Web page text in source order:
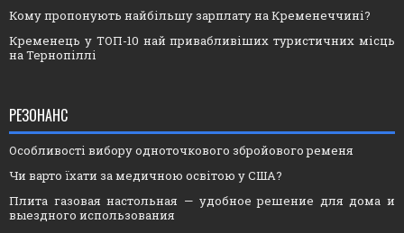
Кому пропонують найбільшу зарплату на Кременеччині?
Кременець у ТОП-10 най привабливіших туристичних місць
на Тернопіллі
РЕЗОНАНС
Особливості вибору одноточкового збройового ременя
Чи варто їхати за медичною освітою у США?
Плита газовая настольная — удобное решение для дома и
выездного использования